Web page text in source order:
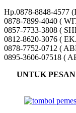
Hp.0878-8848-4577
0878-7899-4040 (
0857-7733-3808 (
0812-8620-3076 (
0878-7752-0712 (
0895-3606-07518 (
UNTUK